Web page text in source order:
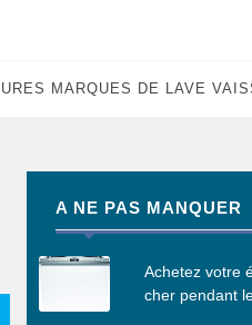
MARQUES DE LAVE
A NE PAS MANQUER
Achetez votre
cher pendant